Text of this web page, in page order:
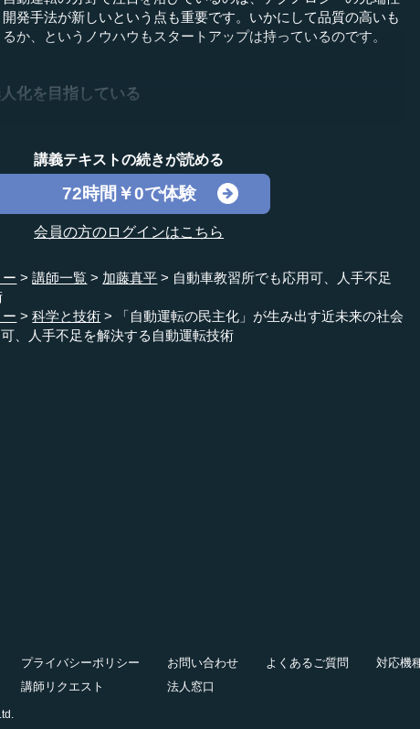
発手法が新しいという点も重要です。いかにして品質の高いも
か、というノウハウもスタートアップは持っているのです。
化を目指している
講義テキストの続きが読める
72時間￥0で体験
会員の方のログインはこちら
講師一覧 加藤真平
自動車教習所でも応用可、人手不足
科学と技術
「自動運転の民主化」が生み出す近未来の社会
、人手不足を解決する自動運転技術
プライバシーポリシー お問い合わせ よくあるご質問
対応機
講師リクエスト 法人窓口